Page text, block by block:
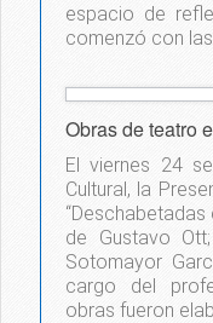
espacio de
comenzó con
Obras de teatro
El viernes 24
Cultural, la
“Deschabetadas
de Gustavo
Sotomayor
cargo del
obras fueron